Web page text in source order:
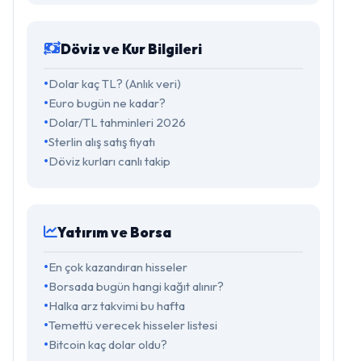
Döviz ve Kur Bilgileri
Dolar kaç TL? (Anlık veri)
Euro bugün ne kadar?
Dolar/TL tahminleri 2026
Sterlin alış satış fiyatı
Döviz kurları canlı takip
Yatırım ve Borsa
En çok kazandıran hisseler
Borsada bugün hangi kağıt alınır?
Halka arz takvimi bu hafta
Temettü verecek hisseler listesi
Bitcoin kaç dolar oldu?